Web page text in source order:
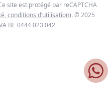
site est protégé par reCAPTCHA
, conditions d’utilisation). © 2025
BE 0444.023.042